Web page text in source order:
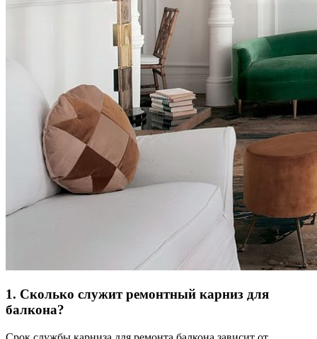
1. Сколько служит ремонтный карниз для
балкона?